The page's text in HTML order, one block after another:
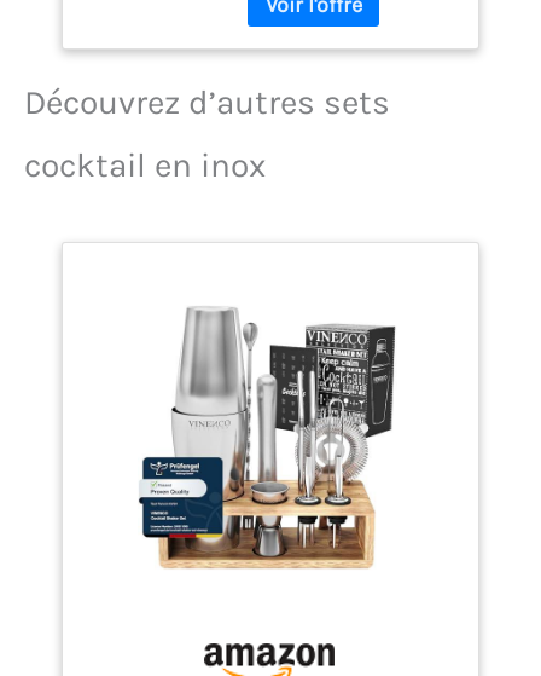
DURABLE : ses ustensiles
rouillent pas. Un matériel
fiable pour de longues
: son socle en bambou
pratique que décoratif
les amateurs de cocktails.
Parfait à offrir pour toutes
les occasions MOMENTS
CONVIVIAUX : idéal pour
préparer mojitos,
margaritas et créations
maison. L'allié de vos
apéritifs réussis
Découvrez d’autres sets
cocktail en inox